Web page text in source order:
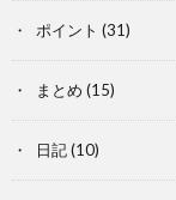
ポイント (31)
まとめ (15)
日記(10)